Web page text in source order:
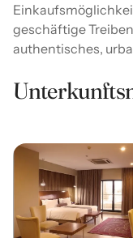
geschäftige
authentisches,